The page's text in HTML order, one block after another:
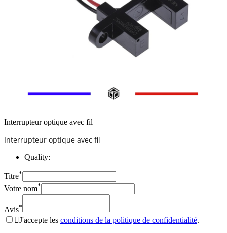
Interrupteur optique avec fil
Interrupteur optique avec fil
Quality:
Titre*
Votre nom*
Avis*
J'accepte les conditions de la politique de confidentialité.